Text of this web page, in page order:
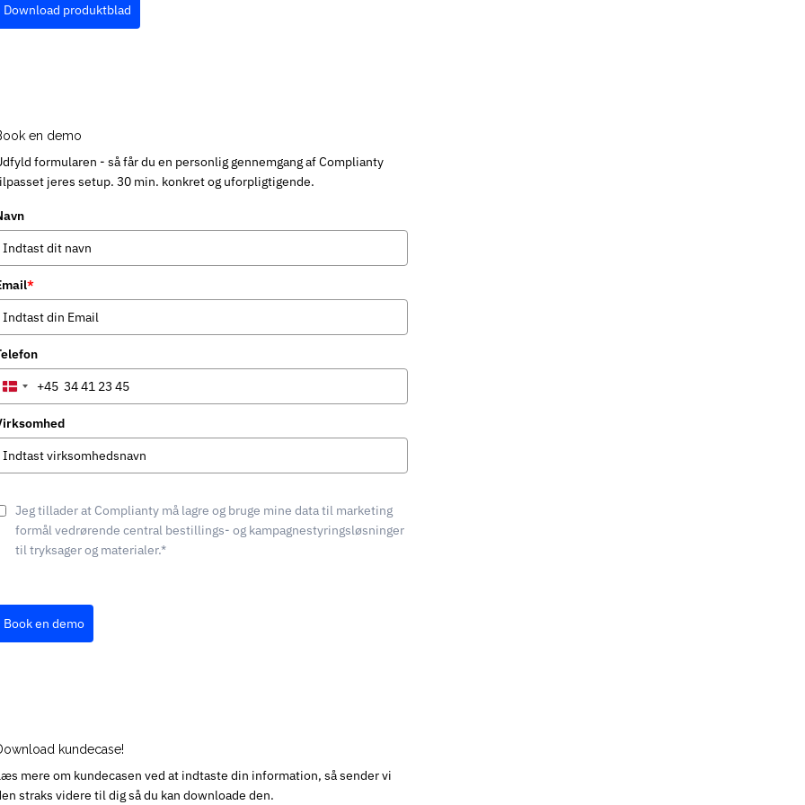
Download produktblad
en demo
formularen - så får du en personlig gennemgang af Complianty
jeres setup. 30 min. konkret og uforpligtigende.
*
Denmark
+45
Jeg tillader at Complianty må lagre og bruge mine data til marketing
formål vedrørende central bestillings- og kampagnestyringsløsninger
til tryksager og materialer.*
Book en demo
kundecase!
mere om kundecasen ved at indtaste din information, så sender vi
straks videre til dig så du kan downloade den.